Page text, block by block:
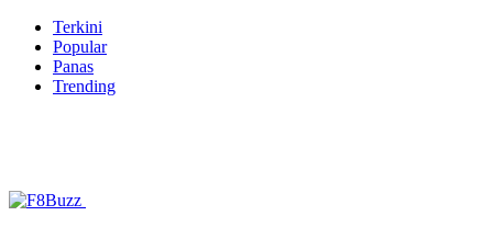
Terkini
Popular
Panas
Trending